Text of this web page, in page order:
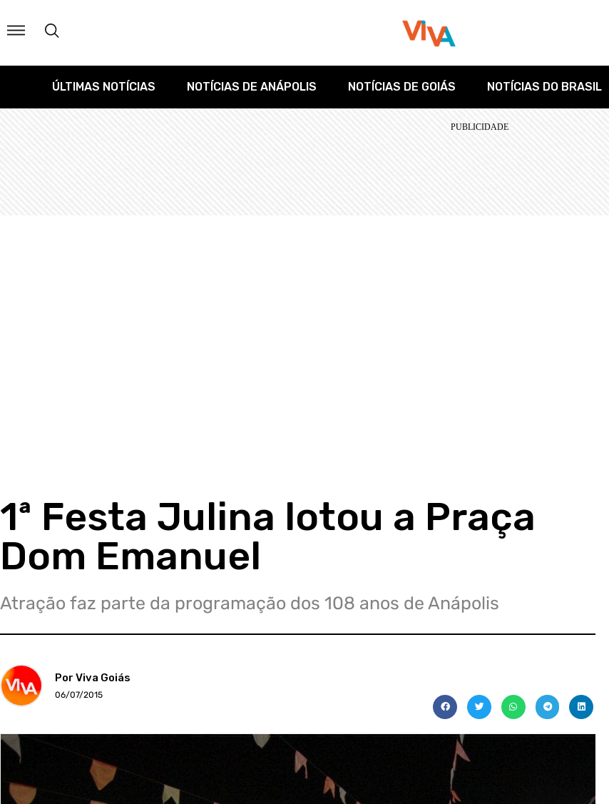
ÚLTIMAS NOTÍCIAS NOTÍCIAS DE ANÁPOLIS NOTÍCIAS DE GOIÁS NOTÍCIAS DO BRASIL
1ª Festa Julina lotou a Praça
Dom Emanuel
Atração faz parte da programação dos 108 anos de Anápolis
Por Viva Goiás
06/07/2015